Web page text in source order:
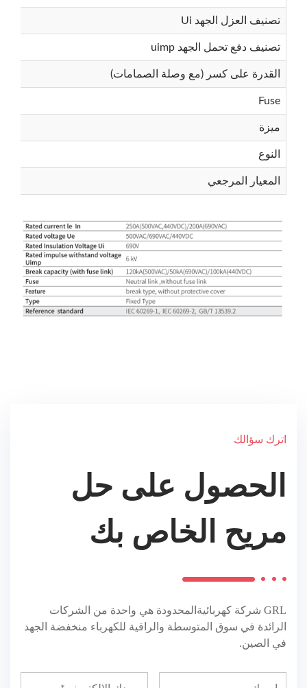
تصنيف العزل الجهد Ui
تصنيف دفع تحمل الجهد uimp
القدرة على كسر (مع وصلة الصمامات)
Fuse
ميزة
النوع
المعيار المرجعي
اترك سؤالك
الحصول على حل
مريح الخاص بك
GRL شركة كهربائيةالمحدودة هي واحدة من الشركات
الرائدة في سوق المتوسطة والراقية للكهرباء منخفضة الجهد
في الصين.
يبحث